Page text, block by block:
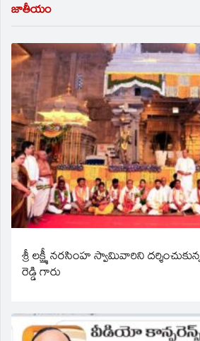
జాతీయం
శ్రీ లక్ష్మీ నరసింహ స్వామివారిని
రెడ్డి గారు